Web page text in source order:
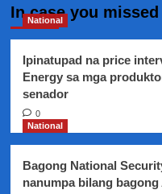
Dagdag
mga
produktong
In case you
National
Ipinatupad na price
Energy sa mga
senador
0
National
Bagong National
nanumpa bilang